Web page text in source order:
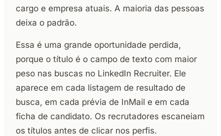
cargo e empresa atuais. A maioria das pessoas
deixa o padrão.
Essa é uma grande oportunidade perdida,
porque o título é o campo de texto com maior
peso nas buscas no LinkedIn Recruiter. Ele
aparece em cada listagem de resultado de
busca, em cada prévia de InMail e em cada
ficha de candidato. Os recrutadores escaneiam
os títulos antes de clicar nos perfis.